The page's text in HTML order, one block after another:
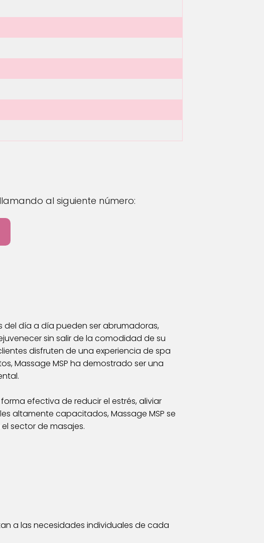
al siguiente número:
del día a día pueden ser abrumadoras,
sin salir de la comodidad de su
disfruten de una experiencia de spa
Massage MSP ha demostrado ser una
efectiva de reducir el estrés, aliviar
altamente capacitados, Massage MSP se
sector de masajes.
a las necesidades individuales de cada